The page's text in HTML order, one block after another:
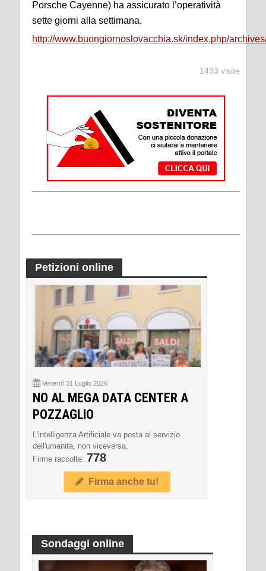
Porsche Cayenne) ha assicurato l’operatività
sette giorni alla settimana.
http://www.buongiornoslovacchia.sk/index.php/
1493 visite
Petizioni online
Venerdì 31 Luglio 2026
NO AL MEGA DATA CENTER A
POZZAGLIO
L'intelligenza Artificiale va posta al servizio
dell'umanità, non viceversa.
Firme raccolte: 778
Firma anche tu!
Sondaggi online